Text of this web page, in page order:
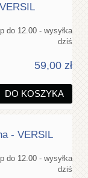
do 12.00 - wysyłka
dziś
59,00 zł
DO KOSZYKA
- VERSIL
do 12.00 - wysyłka
dziś